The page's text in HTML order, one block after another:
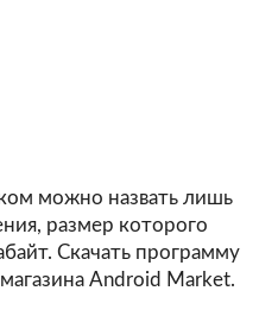
можно назвать лишь
размер которого
Скачать программу
Android Market.